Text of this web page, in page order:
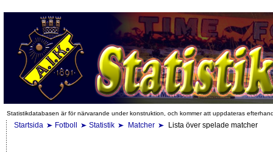
Statistikdatabasen är för närvarande under konstruktion, och kommer att uppdateras
Startsida Fotboll Statistik Matcher Lista över spelade matcher